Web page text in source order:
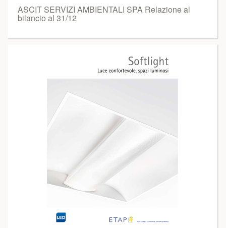
ASCIT SERVIZI AMBIENTALI SPA Relazione al
bilancio al 31/12